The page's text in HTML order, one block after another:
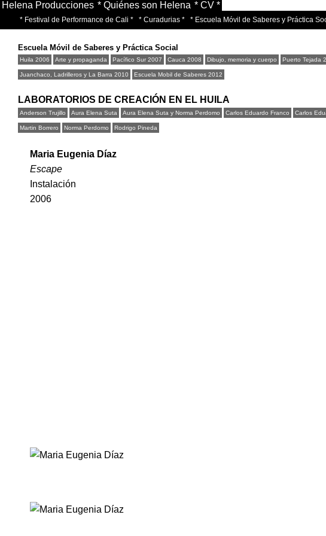
Helena Producciones * Quiénes son Helena * CV *
* Festival de Performance de Cali * * Curadurias * * Escuela Móvil de Saberes y Práctica
Escuela Móvil de Saberes y Práctica Social
Huila 2006 Arte y propaganda Pacífico Sur 2007 Cauca 2008 Dibujo, memoria y cuerpo Puerto Tejada
Juanchaco, Ladrilleros y La Barra 2010 Escuela Mobil de Saberes 2012
LABORATORIOS DE CREACIÓN EN EL HUILA
Anderson Trujillo Aura Elena Suta Aura Elena Suta y Norma Perdomo Carlos Eduardo Franco Carlos
Martin Borrero Norma Perdomo Rodrigo Pineda
Maria Eugenia Díaz
Escape
Instalación
2006